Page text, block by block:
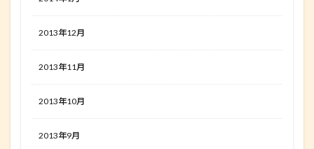
2013年12月
2013年11月
2013年10月
2013年9月